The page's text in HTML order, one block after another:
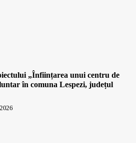
„Înființarea unui centru de
în comuna Lespezi, județul